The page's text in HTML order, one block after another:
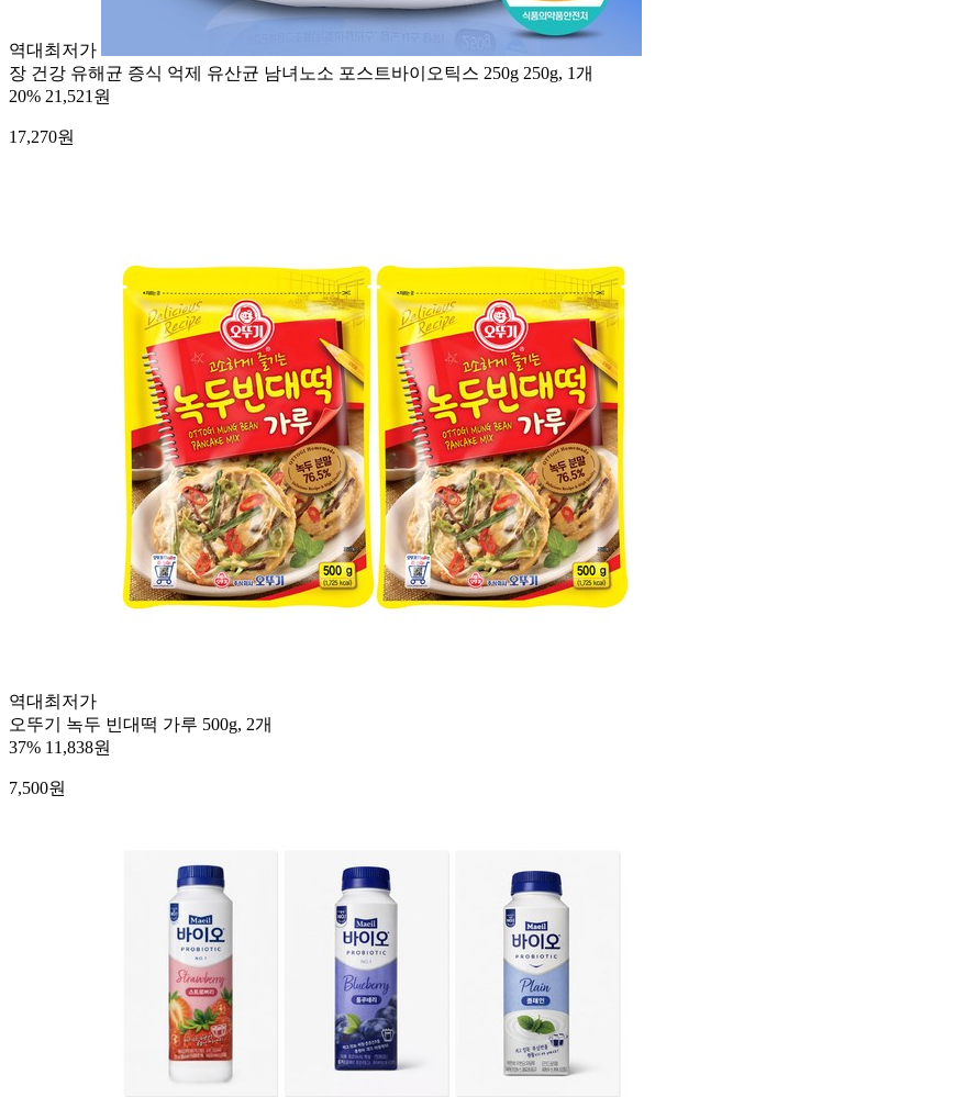
역대최저가
장 건강 유해균 증식 억제 유산균 남녀노소 포스트바이오틱스 250g 250g, 1개
20% 21,521원
17,270원
역대최저가
오뚜기 녹두 빈대떡 가루 500g, 2개
37% 11,838원
7,500원